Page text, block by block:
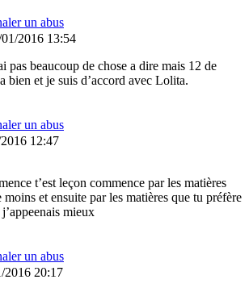
un abus
2016 13:54
pas beaucoup de chose a dire mais 12 de
bien et je suis d’accord avec Lolita.
un abus
12:47
t’est leçon commence par les matières
moins et ensuite par les matières que tu préfère
mieux
un abus
2016 20:17